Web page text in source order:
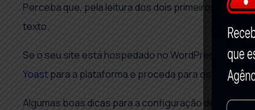
Perceba que, pela leitura dos dois primeiros links
texto.
Se o seu site está hospedado no WordPress, a
Yoastpara a plataforma e proceda para os ajustes
Algumas boas dicas para a configuração de seu link